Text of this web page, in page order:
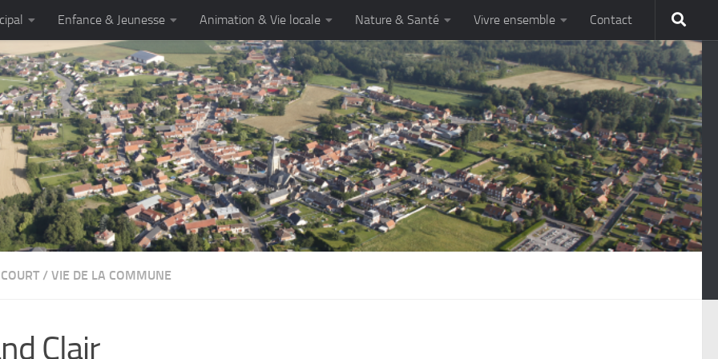
Enfance & Jeunesse Animation & Vie locale Nature & Santé Vivre ensemble Contact
/ VIE DE LA COMMUNE
Clair